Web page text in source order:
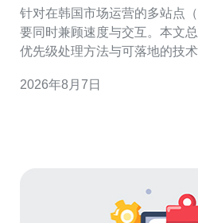
针对在韩国市场运营的多站点
要同时兼顾速度与交互。本文
优先级处理方法与可落地的技
面，帮助站长和开发团队系统
2026年8月7日